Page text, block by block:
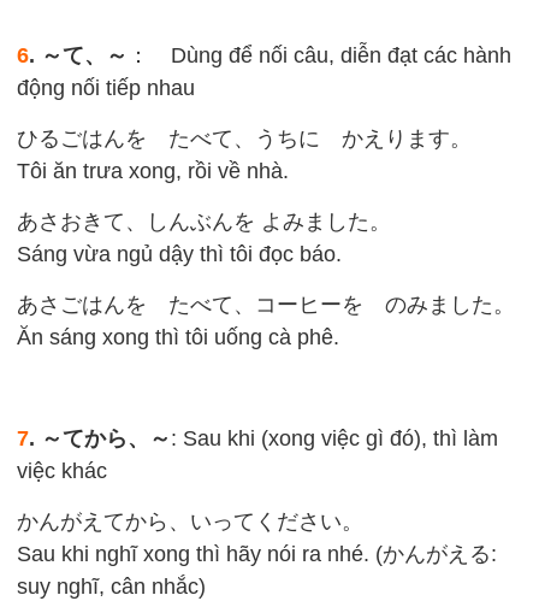
6. ～て、～ ： Dùng để nối câu, diễn đạt các hành
động nối tiếp nhau
ひるごはんを たべて、うちに かえります。
Tôi ăn trưa xong, rồi về nhà.
あさおきて、しんぶんを よみました。
Sáng vừa ngủ dậy thì tôi đọc báo.
あさごはんを たべて、コーヒーを のみました。
Ăn sáng xong thì tôi uống cà phê.
7. ～てから、～ : Sau khi (xong việc gì đó), thì làm
việc khác
かんがえてから、いってください。
Sau khi nghĩ xong thì hãy nói ra nhé. (かんがえる:
suy nghĩ, cân nhắc)